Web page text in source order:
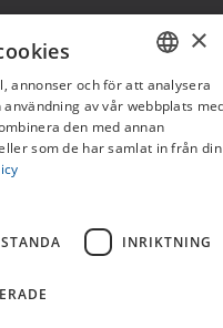
SWEDISH
FI
×
annonser och för att analysera
av vår webbplats
den med annan
som de har samlat in från din
INRIKTNING